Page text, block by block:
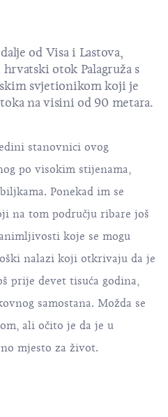
od Visa i Lastova,
hrvatski otok Palagružas
svjetionikom koji je
na visini od 90 metara.
stanovnici ovog
po visokim stijenama,
Ponekad im se
na tom području ribare još
koje se mogu
nalazi koji otkrivaju da je
prije devet tisuća godina,
samostana. Možda se
ali očito je da je u
mjesto za život.